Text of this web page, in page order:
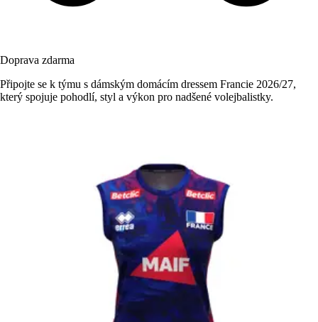
Doprava zdarma
Připojte se k týmu s dámským domácím dressem Francie 2026/27,
který spojuje pohodlí, styl a výkon pro nadšené volejbalistky.